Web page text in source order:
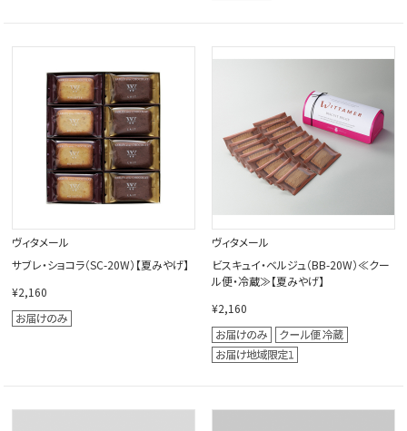
ヴィタメール
サブレ・ショコラ（SC-20W）【夏みやげ】
¥2,160
ヴィタメール
ビスキュイ・ベルジュ（BB-20W）≪クー
ル便・冷蔵≫【夏みやげ】
¥2,160